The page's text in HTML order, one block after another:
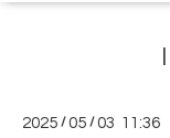
2025 /05 /03 11:36